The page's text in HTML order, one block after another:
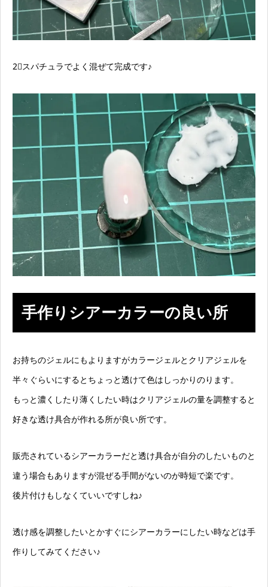
2⃣スパチュラでよく混ぜて完成です♪
手作りシアーカラーの良い所
お持ちのジェルにもよりますがカラージェルとクリアジェルを
半々ぐらいにするとちょっと透けて色はしっかりのります。
もっと濃くしたり薄くしたい時はクリアジェルの量を調整すると
好きな透け具合が作れる所が良い所です。
販売されているシアーカラーだと透け具合が自分のしたいものと
違う場合もありますが混ぜる手間がないのが時短で楽です。
後片付けもしなくていいですしね♪
透け感を調整したいとかすぐにシアーカラーにしたい時などは手
作りしてみてください♪